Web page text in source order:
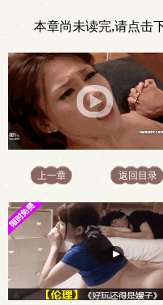
本章尚未读完,请点击
上一章 返回目录